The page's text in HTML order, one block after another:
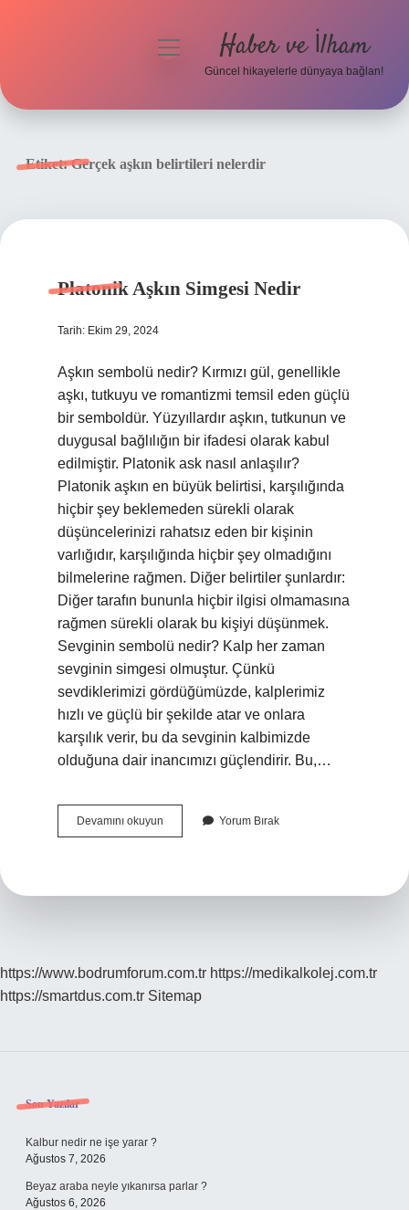
menüyü
Haber ve İlham
Güncel hikayelerle dünyaya bağlan!
Etiket:Gerçek aşkın belirtileri nelerdir
Platonik Aşkın Simgesi Nedir
Tarih: Ekim 29, 2024
Aşkın sembolü nedir? Kırmızı gül, genellikle
aşkı, tutkuyu ve romantizmi temsil eden güçlü
bir semboldür. Yüzyıllardır aşkın, tutkunun ve
duygusal bağlılığın bir ifadesi olarak kabul
edilmiştir. Platonik ask nasıl anlaşılır?
Platonik aşkın en büyük belirtisi, karşılığında
hiçbir şey beklemeden sürekli olarak
düşüncelerinizi rahatsız eden bir kişinin
varlığıdır, karşılığında hiçbir şey olmadığını
bilmelerine rağmen. Diğer belirtiler şunlardır:
Diğer tarafın bununla hiçbir ilgisi olmamasına
rağmen sürekli olarak bu kişiyi düşünmek.
Sevginin sembolü nedir? Kalp her zaman
sevginin simgesi olmuştur. Çünkü
sevdiklerimizi gördüğümüzde, kalplerimiz
hızlı ve güçlü bir şekilde atar ve onlara
karşılık verir, bu da sevginin kalbimizde
olduğuna dair inancımızı güçlendirir. Bu,…
Devamını okuyun
Aşkın
Yorum Bırak
https://www.bodrumforum.com.tr https://medikalkolej.com.tr
https://smartdus.com.tr Sitemap
Sidebar
Son Yazılar
Kalbur nedir ne işe yarar ?
Ağustos 7, 2026
Beyaz araba neyle yıkanırsa parlar ?
Ağustos 6, 2026